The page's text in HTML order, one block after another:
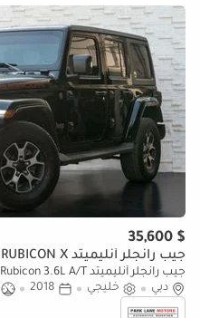
$ 35,600
جيب رانجلر أنليميتد RUBICON X
جيب رانجلر أنليميتد RUBICON X Unlimited Rubicon 3.6L A/T
دبي
خليجي 2018